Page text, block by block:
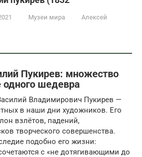
Музеи мира
Алексей
Пукирев: множество
одного шедевра
Владимирович Пукирев —
в наши дни художников. Его
взлётов, падений,
творческого совершенства.
подобно его жизни:
с «не дотягивающими до